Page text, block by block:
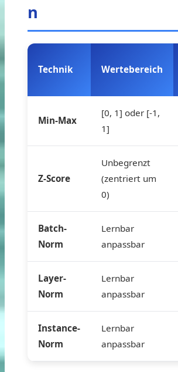
n
Technik Wertebereich
Min-Max
[0, 1] oder [-1,
1]
Z-Score
Unbegrenzt
(zentriert um
0)
Batch-
Norm
Lernbar
anpassbar
Layer-
Norm
Lernbar
anpassbar
Instance-
Norm
Lernbar
anpassbar